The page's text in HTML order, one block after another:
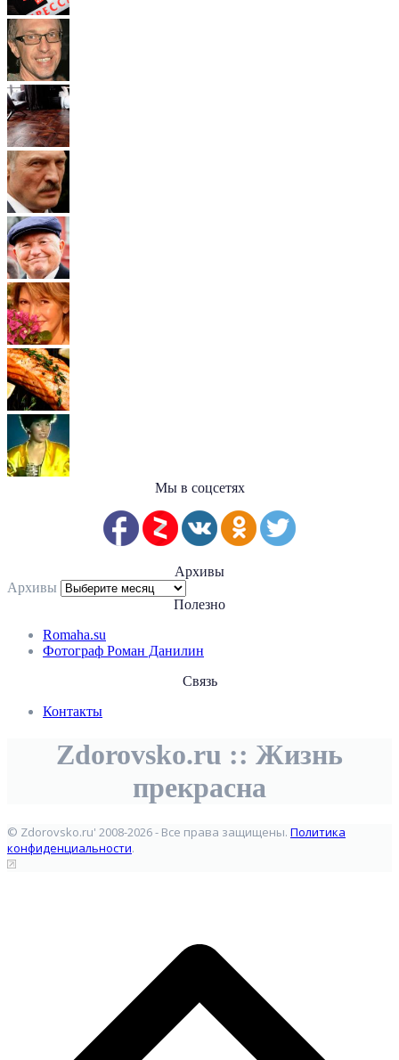
Мы в соцсетях
Архивы
Архивы
Полезно
Romaha.su
Фотограф Роман Данилин
Связь
Контакты
Zdorovsko.ru :: Жизнь
прекрасна
© Zdorovsko.ru' 2008-2026 - Все права защищены. Политика
конфиденциальности.